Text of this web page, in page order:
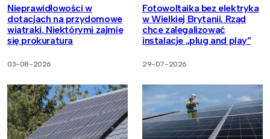
Nieprawidłowości w
dotacjach na przydomowe
wiatraki. Niektórymi zajmie
się prokuratura
03-08-2026
Fotowoltaika bez elektryka
w Wielkiej Brytanii. Rząd
chce zalegalizować
instalacje „plug and play”
29-07-2026